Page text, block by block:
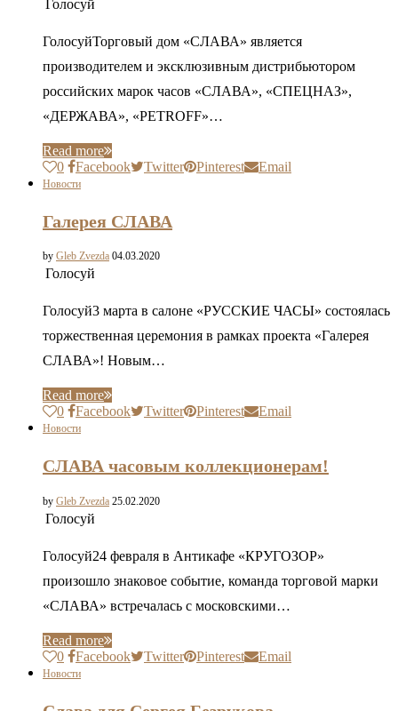
Голосуй
ГолосуйТорговый дом «СЛАВА» является
производителем и эксклюзивным дистрибьютором
российских марок часов «СЛАВА», «СПЕЦНАЗ»,
«ДЕРЖАВА», «PETROFF»…
Read more
0
Facebook Twitter Pinterest Email
Новости
Галерея СЛАВА
by Gleb Zvezda 04.03.2020
Голосуй
Голосуй3 марта в салоне «РУССКИЕ ЧАСЫ» состоялась
торжественная церемония в рамках проекта «Галерея
СЛАВА»! Новым…
Read more
0
Facebook Twitter Pinterest Email
Новости
СЛАВА часовым коллекционерам!
by Gleb Zvezda 25.02.2020
Голосуй
Голосуй24 февраля в Антикафе «КРУГОЗОР»
произошло знаковое событие, команда торговой марки
«СЛАВА» встречалась с московскими…
Read more
0
Facebook Twitter Pinterest Email
Новости